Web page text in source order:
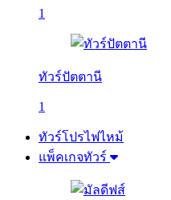
1
ทัวร์ปัตตานี
1
ทัวร์โปรไฟไหม้
แพ็คเกจทัวร์